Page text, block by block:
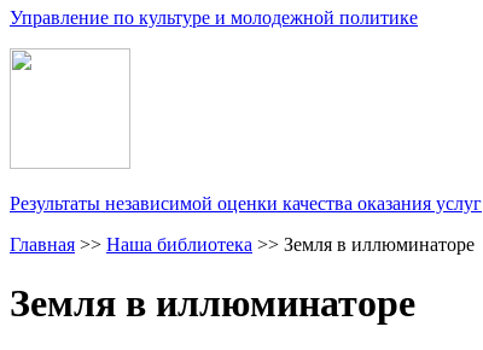
Управление по культуре и молодежной политике
Результаты независимой оценки качества оказания услуг
Главная >> Наша библиотека >> Земля в иллюминаторе
Земля в иллюминаторе